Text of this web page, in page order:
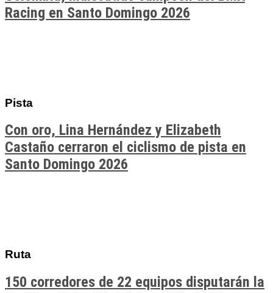
Racing en Santo Domingo 2026
Pista
Con oro, Lina Hernández y Elizabeth
Castaño cerraron el ciclismo de pista en
Santo Domingo 2026
Ruta
150 corredores de 22 equipos disputarán la